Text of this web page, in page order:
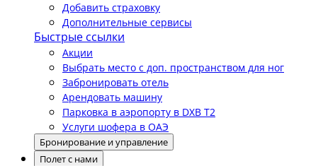
Добавить страховку
Дополнительные сервисы
Быстрые ссылки
Акции
Выбрать место с доп. пространством для ног
Забронировать отель
Арендовать машину
Парковка в аэропорту в DXB T2
Услуги шофера в ОАЭ
Бронирование и управление
Полет с нами